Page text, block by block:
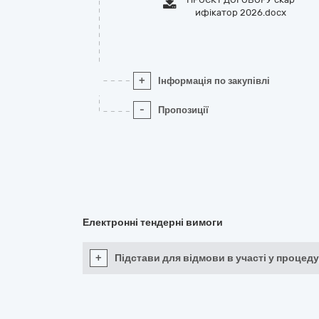
ифікатор 2026.docx
+ Інформація по закупівлі
- Пропозиції
Електронні тендерні вимоги
+ Підстави для відмови в участі у